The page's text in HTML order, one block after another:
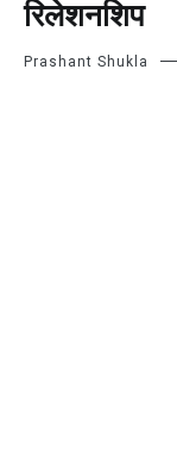
रिलेशनशिप
Prashant Shukla